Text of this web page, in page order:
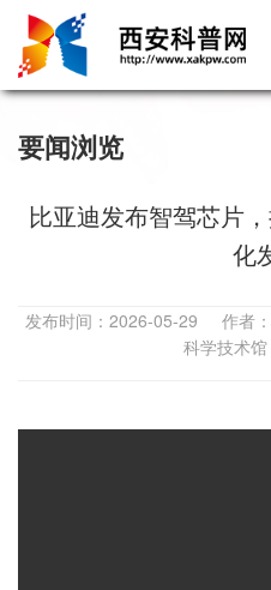
要闻浏览
比亚迪发布智驾芯片
化
发布时间：2026-05-29 作者
科学技术